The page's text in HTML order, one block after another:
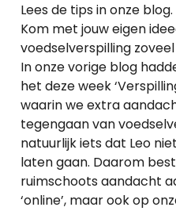
Lees de tips in onze
Kom met jouw eigen
voedselverspilling
In onze vorige blog
het deze week
waarin we extra
tegengaan van
natuurlijk iets dat Leo
laten gaan. Daarom
ruimschoots aandacht
‘online’, maar ook op